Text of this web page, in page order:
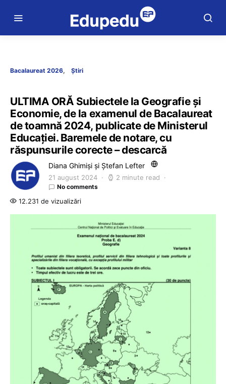
Bacalaureat 2026 Știri
ULTIMA ORĂ Subiectele la Geografie și
Economie, de la examenul de Bacalaureat
de toamnă 2024, publicate de Ministerul
Educației. Baremele de notare, cu
răspunsurile corecte – descarcă
Diana Ghimiși și Ștefan Lefter
21 august 2024 2 minute read
No comments
12.231 de vizualizări